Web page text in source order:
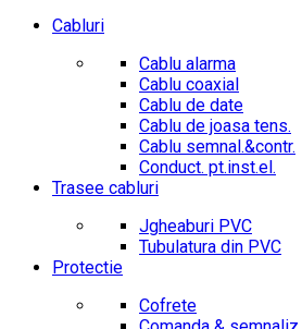
Cabluri
Cablu alarma
Cablu coaxial
Cablu de date
Cablu de joasa tens.
Cablu semnal.&contr.
Conduct. pt.inst.el.
Trasee cabluri
Jgheaburi PVC
Tubulatura din PVC
Protectie
Cofrete